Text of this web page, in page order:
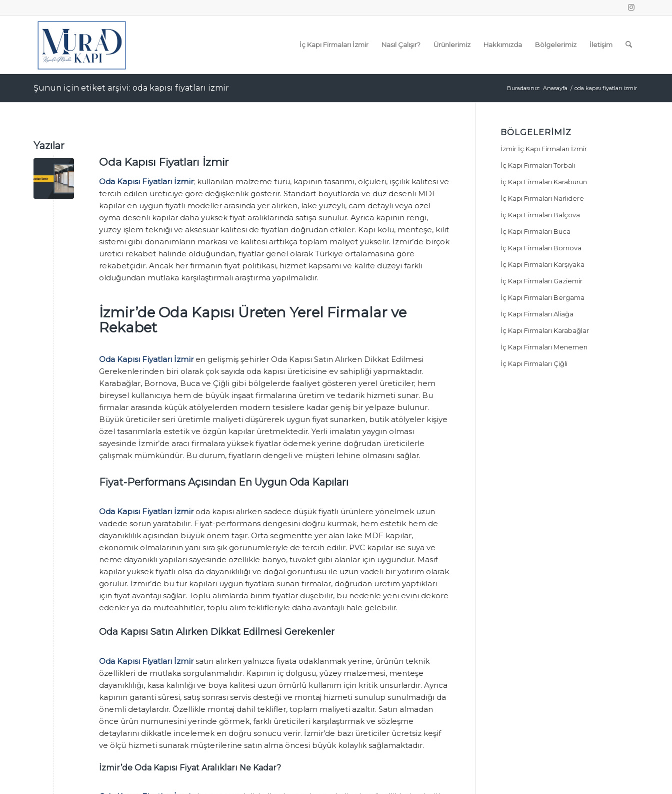
İç Kapı Firmaları İzmir Nasıl Çalışır? Ürünlerimiz Hakkımızda Bölgelerimiz İletişim
Şunun için etiket arşivi: oda kapısı fiyatları izmir Buradasınız: Anasayfa / oda kapısı fiyatları izmir
Yazılar
Oda Kapısı Fiyatları İzmir
Oda Kapısı Fiyatları İzmir; kullanılan malzeme türü, kapının tasarımı, ölçüleri, işçilik kalitesi ve
tercih edilen üreticiye göre değişkenlik gösterir. Standart boyutlarda ve düz desenli MDF
kapılar en uygun fiyatlı modeller arasında yer alırken, lake yüzeyli, cam detaylı veya özel
oyma desenli kapılar daha yüksek fiyat aralıklarında satışa sunulur. Ayrıca kapının rengi,
yüzey işlem tekniği ve aksesuar kalitesi de fiyatları doğrudan etkiler. Kapı kolu, menteşe, kilit
sistemi gibi donanımların markası ve kalitesi arttıkça toplam maliyet yükselir. İzmir’de birçok
üretici rekabet halinde olduğundan, fiyatlar genel olarak Türkiye ortalamasına göre
rekabetçidir. Ancak her firmanın fiyat politikası, hizmet kapsamı ve kalite düzeyi farklı
olduğundan mutlaka karşılaştırmalı araştırma yapılmalıdır.
İzmir’de Oda Kapısı Üreten Yerel Firmalar ve
Rekabet
Oda Kapısı Fiyatları İzmiren gelişmiş şehirler Oda Kapısı Satın Alırken Dikkat Edilmesi
Gerekenlerinden biri olarak çok sayıda oda kapısı üreticisine ev sahipliği yapmaktadır.
Karabağlar, Bornova, Buca ve Çiğli gibi bölgelerde faaliyet gösteren yerel üreticiler; hem
bireysel kullanıcıya hem de büyük inşaat firmalarına üretim ve tedarik hizmeti sunar. Bu
firmalar arasında küçük atölyelerden modern tesislere kadar geniş bir yelpaze bulunur.
Büyük üreticiler seri üretimle maliyeti düşürerek uygun fiyat sunarken, butik atölyeler kişiye
özel tasarımlarla estetik ve özgün kapılar üretmektedir. Yerli imalatın yaygın olması
sayesinde İzmir’de aracı firmalara yüksek fiyatlar ödemek yerine doğrudan üreticilerle
çalışmak mümkündür. Bu durum, fiyatların dengeli ve müşteri lehine olmasını sağlar.
Fiyat-Performans Açısından En Uygun Oda Kapıları
Oda Kapısı Fiyatları İzmiroda kapısı alırken sadece düşük fiyatlı ürünlere yönelmek uzun
vadede sorun yaratabilir. Fiyat-performans dengesini doğru kurmak, hem estetik hem de
dayanıklılık açısından büyük önem taşır. Orta segmentte yer alan lake MDF kapılar,
ekonomik olmalarının yanı sıra şık görünümleriyle de tercih edilir. PVC kapılar ise suya ve
neme dayanıklı yapıları sayesinde özellikle banyo, tuvalet gibi alanlar için uygundur. Masif
kapılar yüksek fiyatlı olsa da dayanıklılığı ve doğal görüntüsü ile uzun vadeli bir yatırım olarak
görülür. İzmir’de bu tür kapıları uygun fiyatlara sunan firmalar, doğrudan üretim yaptıkları
için fiyat avantajı sağlar. Toplu alımlarda birim fiyatlar düşebilir, bu nedenle yeni evini dekore
edenler ya da müteahhitler, toplu alım teklifleriyle daha avantajlı hale gelebilir.
Oda Kapısı Satın Alırken Dikkat Edilmesi Gerekenler
Oda Kapısı Fiyatları İzmirsatın alırken yalnızca fiyata odaklanmak yerine, ürünün teknik
özellikleri de mutlaka sorgulanmalıdır. Kapının iç dolgusu, yüzey malzemesi, menteşe
dayanıklılığı, kasa kalınlığı ve boya kalitesi uzun ömürlü kullanım için kritik unsurlardır. Ayrıca
kapının garanti süresi, satış sonrası servis desteği ve montaj hizmeti sunulup sunulmadığı da
önemli detaylardır. Özellikle montaj dahil teklifler, toplam maliyeti azaltır. Satın almadan
önce ürün numunesini yerinde görmek, farklı üreticileri karşılaştırmak ve sözleşme
detaylarını dikkatle incelemek en doğru sonucu verir. İzmir’de bazı üreticiler ücretsiz keşif
ve ölçü hizmeti sunarak müşterilerine satın alma öncesi büyük kolaylık sağlamaktadır.
İzmir’de Oda Kapısı Fiyat Aralıkları Ne Kadar?
BÖLGELERIMIZ
İzmir İç Kapı Firmaları İzmir
İç Kapı Firmaları Torbalı
İç Kapı Firmaları Karaburun
İç Kapı Firmaları Narlıdere
İç Kapı Firmaları Balçova
İç Kapı Firmaları Buca
İç Kapı Firmaları Bornova
İç Kapı Firmaları Karşıyaka
İç Kapı Firmaları Gaziemir
İç Kapı Firmaları Bergama
İç Kapı Firmaları Aliağa
İç Kapı Firmaları Karabağlar
İç Kapı Firmaları Menemen
İç Kapı Firmaları Çiğli